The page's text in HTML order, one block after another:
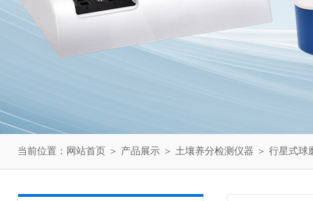
当前位置： 网站首页 ＞ 产品展示 ＞ 土壤养分检测仪器 ＞ 行星式球